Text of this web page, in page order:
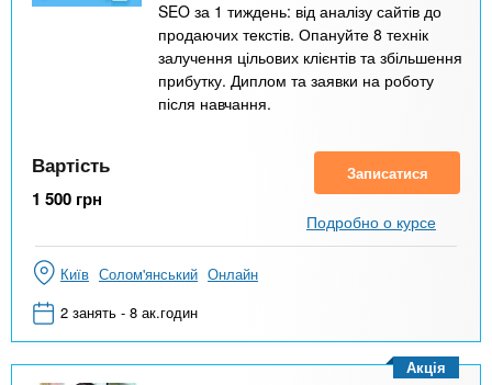
SEO за 1 тиждень: від аналізу сайтів до
продаючих текстів. Опануйте 8 технік
залучення цільових клієнтів та збільшення
прибутку. Диплом та заявки на роботу
після навчання.
Вартість
1 500 грн
Записатися
Подробно о курсе
Київ Солом'янський Онлайн
2 занять - 8 ак.годин
Акція